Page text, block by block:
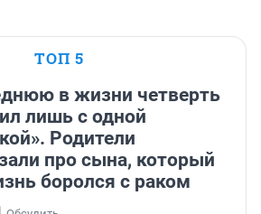
ТОП 5
в жизни четверть
лишь с одной
Родители
про сына, который
боролся с раком